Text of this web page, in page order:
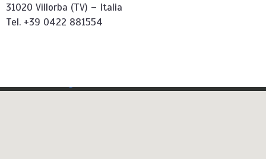
31020 Villorba (TV) – Italia
Tel. +39 0422 881554